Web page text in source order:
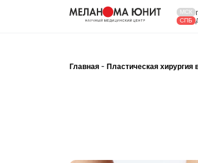
МСК
СПБ
Главная - Пластическая хирургия